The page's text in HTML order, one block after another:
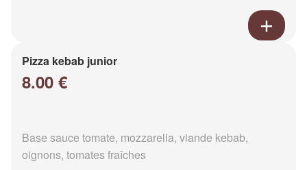
Pizza kebab junior
8.00 €
Base sauce tomate, mozzarella, viande kebab,
oignons, tomates fraîches